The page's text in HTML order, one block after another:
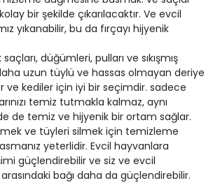
bir şekilde çıkarılacaktır. Ve evcil
yıkanabilir, bu da fırçayı hijyenik
düğümleri, pulları ve sıkışmış
uzun tüylü ve hassas olmayan deriye
ve kediler için iyi bir seçimdir. sadece
temiz tutmakla kalmaz, aynı
de temiz ve hijyenik bir ortam sağlar.
ve tüyleri silmek için temizleme
yeterlidir. Evcil hayvanlara
güçlendirebilir ve siz ve evcil
arasındaki bağı daha da güçlendirebilir.